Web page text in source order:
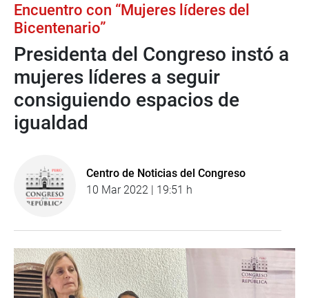
Encuentro con “Mujeres líderes del
Bicentenario”
Presidenta del Congreso instó a
mujeres líderes a seguir
consiguiendo espacios de
igualdad
Centro de Noticias del Congreso
10 Mar 2022 | 19:51 h